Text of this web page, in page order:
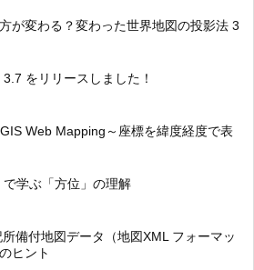
が変わる？変わった世界地図の投影法 3
をリリースしました！
Web Mapping～座標を緯度経度で表
学ぶ「方位」の理解
備付地図データ（地図XML フォーマッ
ヒント